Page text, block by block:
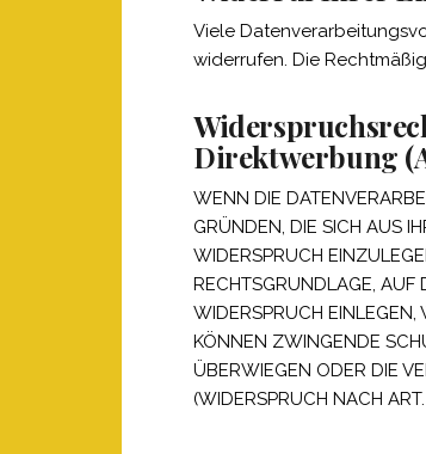
Viele
widerrufen. Die
Direktwerbung
WENN DIE
GRÜNDEN, DIE SICH AUS
WIDERSPRUCH
RECHTSGRUNDLAGE, AUF
WIDERSPRUCH EINLEGEN,
KÖNNEN ZWINGENDE
ÜBERWIEGEN ODER DIE
(WIDERSPRUCH NACH